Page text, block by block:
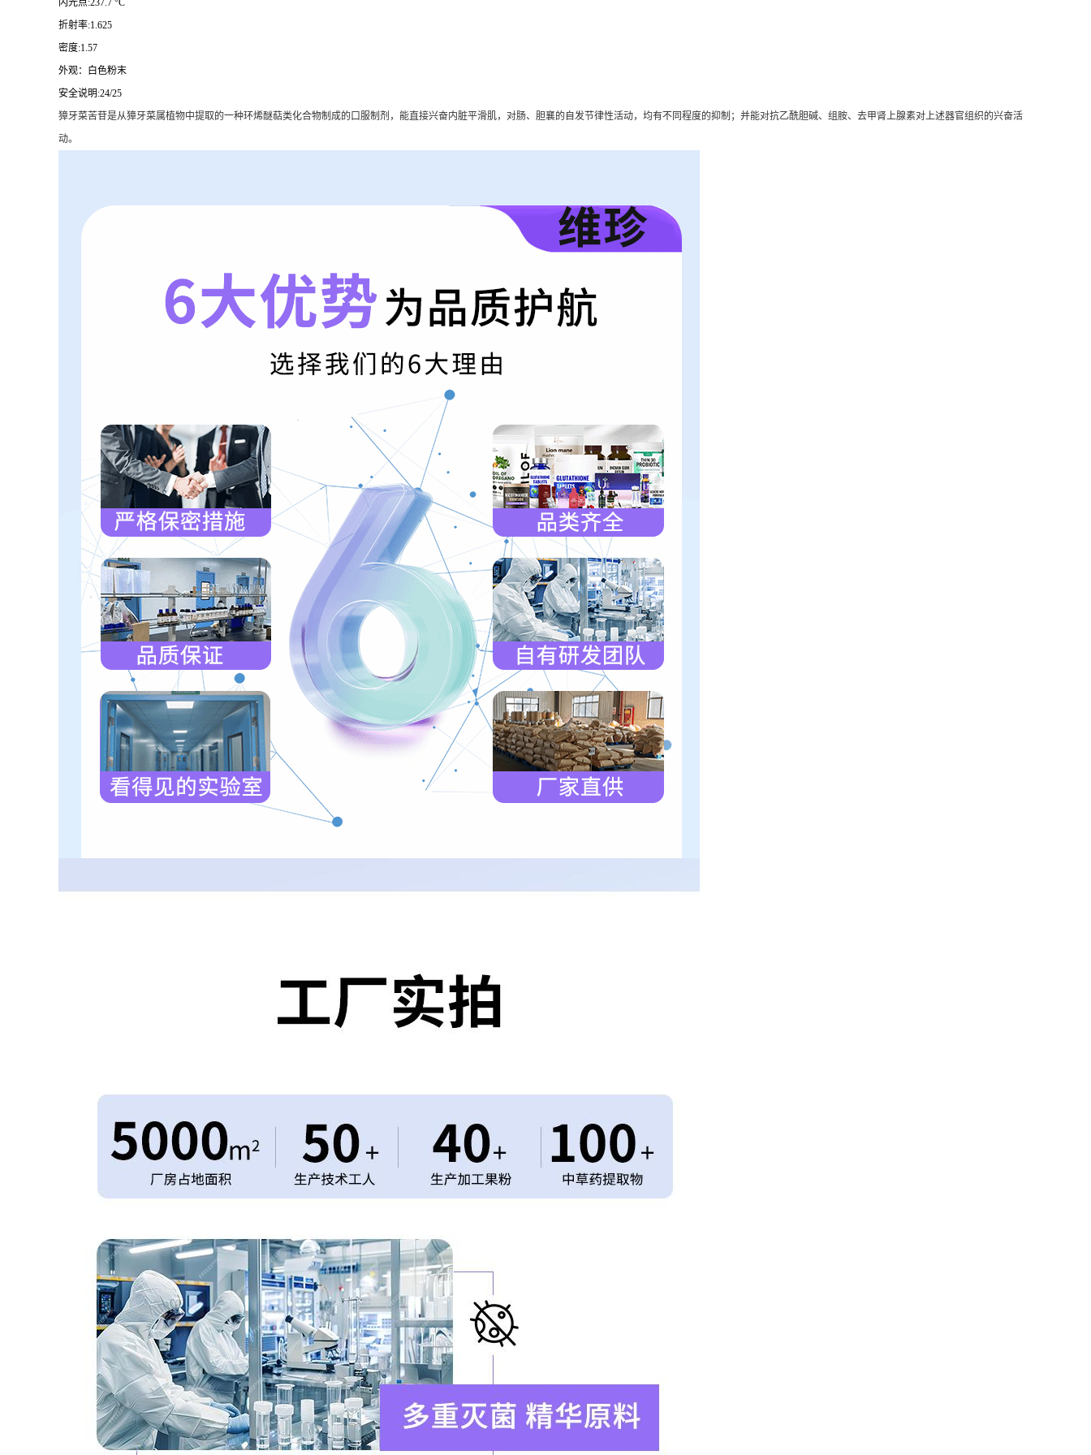
闪光点:237.7 °C
折射率:1.625
密度:1.57
外观：白色粉末
安全说明:24/25
獐牙菜苦苷是从獐牙菜属植物中提取的一种环烯醚萜类化合物制成的口服制剂，能直接兴奋内脏平滑肌，对肠、胆襄的自发节律性活动，均有不同程度的抑制；并能对抗乙酰胆碱、组胺、去甲肾上腺素对上述器官组织的兴奋活
动。